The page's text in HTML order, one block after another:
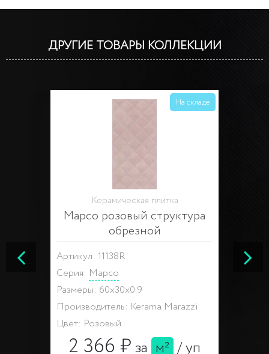
ДРУГИЕ ТОВАРЫ КОЛЛЕКЦИИ
На складе
Керамическая плитка
Марсо розовый структура
обрезной
Артикул: 11138R
Серия: Марсо
Размеры: 60x30x0.9
Производитель: Kerama Marazzi
Цвет: Розовый
2 366 ₽за м² /уп